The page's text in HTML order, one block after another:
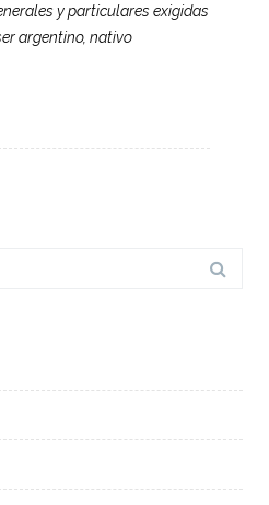
y particulares exigidas
argentino, nativo